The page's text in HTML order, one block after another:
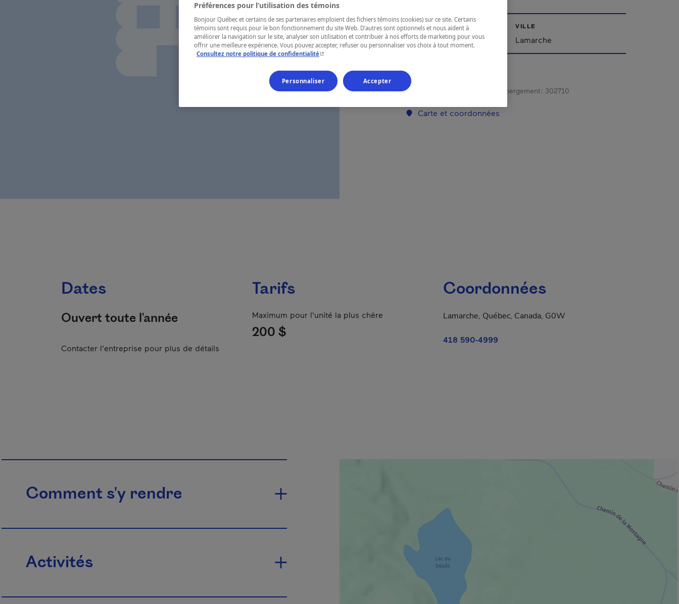
RÉGION
Saguenay—Lac-Saint-Jean
VILLE
Lamarche
Numéro d’enregistrement d’hébergement : 302710
Carte et coordonnées
Dates
Ouvert toute l'année
Contacter l'entreprise pour plus de détails
Tarifs
Maximum pour l'unité la plus chère
200 $
Coordonnées
Lamarche, Québec, Canada, G0W
418 590-4999
Comment s'y rendre
Activités
Préférences pour l’utilisation des témoins
Bonjour Québec et certains de ses partenaires emploient des fichiers témoins (cookies) sur ce site. Certains
témoins sont requis pour le bon fonctionnement du site Web. D’autres sont optionnels et nous aident à
améliorer la navigation sur le site, analyser son utilisation et contribuer à nos efforts de marketing pour vous
offrir une meilleure expérience. Vous pouvez accepter, refuser ou personnaliser vos choix à tout moment.
Consultez notre politique de confidentialité- Cet hyperlien s'ouvrira dans une nouvelle fenêtre.
Personnaliser Accepter